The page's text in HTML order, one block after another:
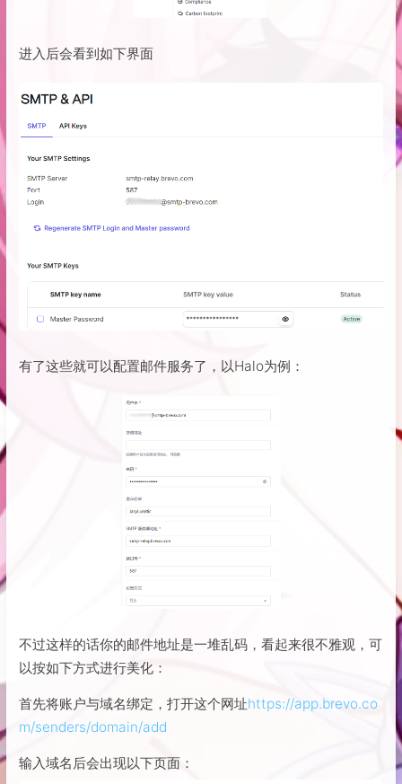
进入后会看到如下界面
有了这些就可以配置邮件服务了，以Halo为例：
不过这样的话你的邮件地址是一堆乱码，看起来很不雅观，可
以按如下方式进行美化：
首先将账户与域名绑定，打开这个网址https://app.brevo.co
m/senders/domain/add
输入域名后会出现以下页面：